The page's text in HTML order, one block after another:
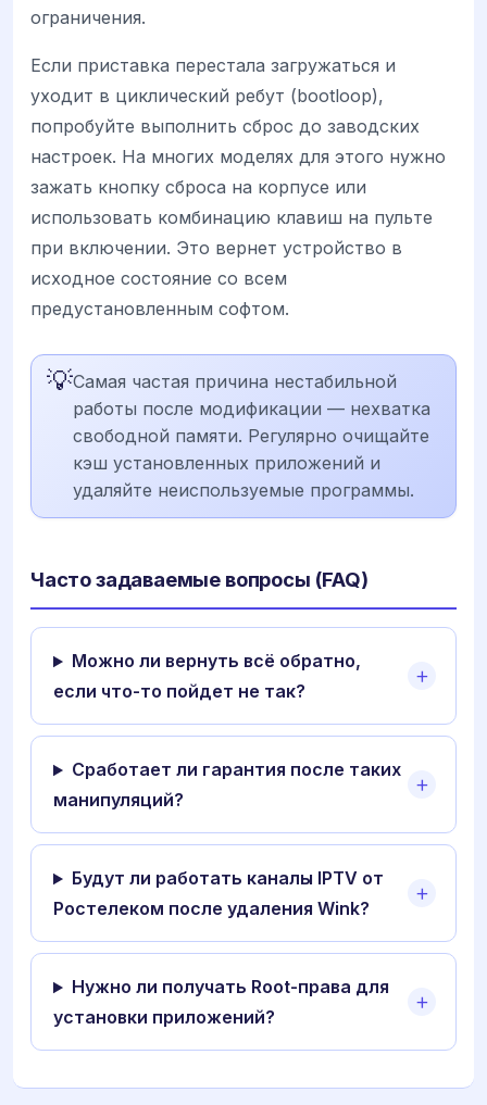
ограничения.
Если приставка перестала загружаться и
уходит в циклический ребут (bootloop),
попробуйте выполнить сброс до заводских
настроек. На многих моделях для этого нужно
зажать кнопку сброса на корпусе или
использовать комбинацию клавиш на пульте
при включении. Это вернет устройство в
исходное состояние со всем
предустановленным софтом.
💡Самая частая причина нестабильной
работы после модификации — нехватка
свободной памяти. Регулярно очищайте
кэш установленных приложений и
удаляйте неиспользуемые программы.
Часто задаваемые вопросы (FAQ)
Можно ли вернуть всё обратно,
если что-то пойдет не так?
Сработает ли гарантия после таких
манипуляций?
Будут ли работать каналы IPTV от
Ростелеком после удаления Wink?
Нужно ли получать Root-права для
установки приложений?